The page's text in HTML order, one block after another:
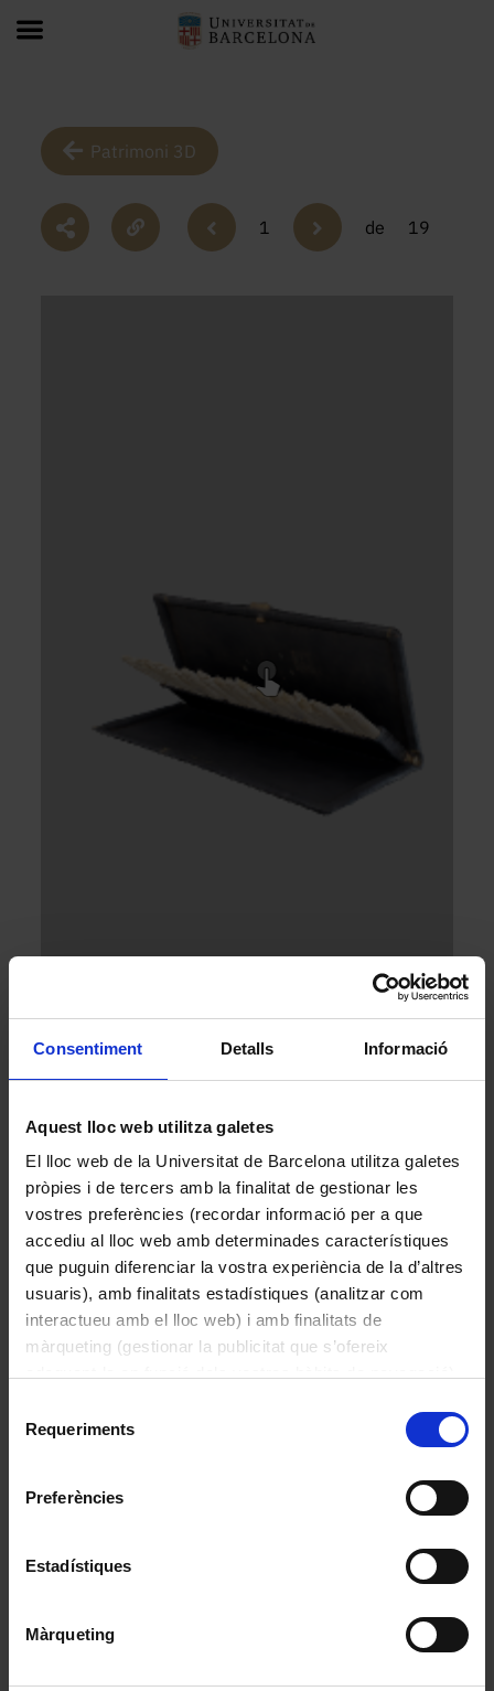
Consentiment Detalls Informació
Aquest lloc web utilitza galetes
El lloc web de la Universitat de Barcelona utilitza galetes
pròpies i de tercers amb la finalitat de gestionar les
vostres preferències (recordar informació per a que
accediu al lloc web amb determinades característiques
que puguin diferenciar la vostra experiència de la d’altres
usuaris), amb finalitats estadístiques (analitzar com
interactueu amb el lloc web) i amb finalitats de
màrqueting (gestionar la publicitat que s’ofereix
consultar laPolítica de galetes del lloc web de la
Requeriments
Preferències
Estadístiques
Màrqueting
Patrimoni 3D
1 de 19
Petaca amb cigarretes
Petaca de cuir amb cigarretes de grifa confiscada
en una batuda, 1965.
Col·lecció de criminologia
Altres models